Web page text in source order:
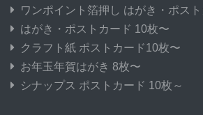
ワンポイント箔押し はがき・ポス
はがき・ポストカード 10枚〜
クラフト紙 ポストカード10枚〜
お年玉年賀はがき 8枚〜
シナップス ポストカード 10枚～